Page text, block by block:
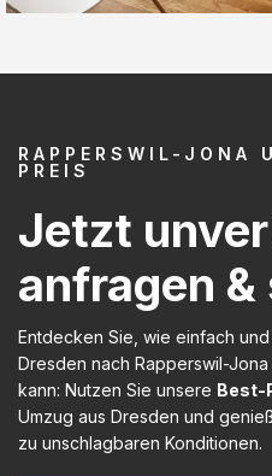
RAPPERSWIL-JONA
PREIS
Jetzt
anfragen &
Entdecken Sie, wie einfach
Dresden nach Rapperswil-
kann: Nutzen Sie unsere Best-
Umzug aus Dresden und
zu unschlagbaren Konditionen.